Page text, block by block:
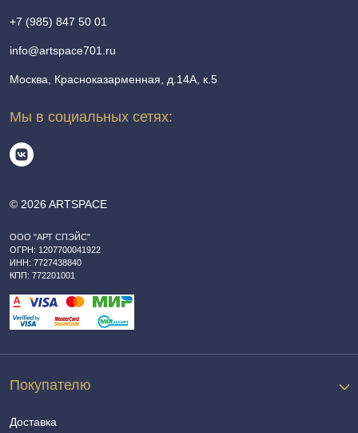
© 2026 ARTSPACE
ООО "АРТ СПЭЙС"
ОГРН: 1207700041922
ИНН: 7727438840
КПП: 772201001
Покупателю
Доставка
+7 (985) 847 50 01
info@artspace701.ru
Москва, Красноказарменная, д.14А, к.5
Мы в социальных сетях: